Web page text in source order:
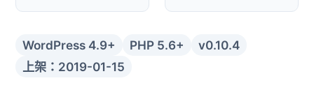
WordPress 4.9+ PHP 5.6+
v0.10.4
上架：2019-01-15